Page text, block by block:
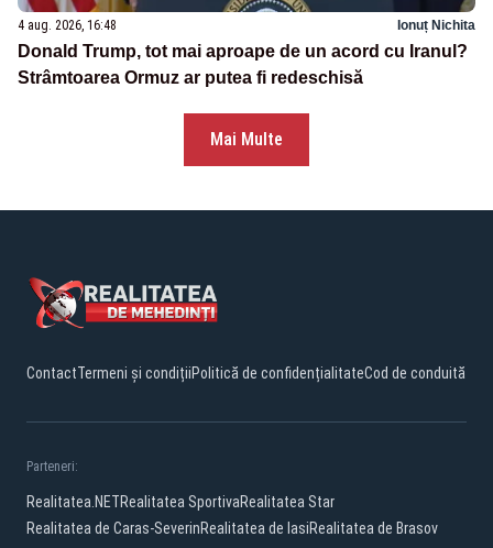
4 aug. 2026, 16:48 Ionuț Nichita
Donald Trump, tot mai aproape de un acord cu Iranul?
Strâmtoarea Ormuz ar putea fi redeschisă
Mai Multe
ContactTermeni și condițiiPolitică de confidențialitateCod de conduită
Parteneri:
Realitatea.NETRealitatea SportivaRealitatea Star
Realitatea de Caras-SeverinRealitatea de IasiRealitatea de Brasov